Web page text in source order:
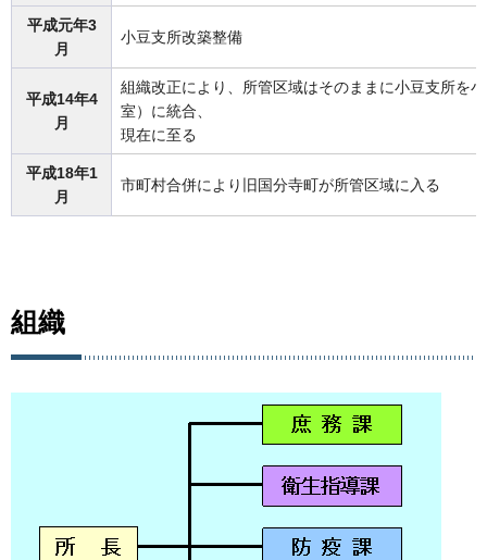
平成元年3
月
小豆支所改築整備
平成14年4
月
組織改正により、所管区域はそのままに小豆支所を
室）に統合、
現在に至る
平成18年1
月
市町村合併により旧国分寺町が所管区域に入る
組織